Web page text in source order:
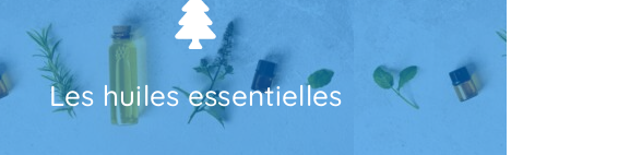
Les huiles essentielles
titre que le vinaigre blanc, les huiles essentielles sont des répulsifs
donné leur forte odeur. Toutefois, cette solution est surtout
d'infestation. Si la colonie a déjà envahi votre maison, il vaut
pour d'autres solutions. Pour utiliser cet anti cafard naturel,
une huile essentielle comme l'eucalyptus citronné ou la lavande.
quelques gouttes sur plusieurs papiers et éparpillez-les dans les
lieux de passage des nuisibles.